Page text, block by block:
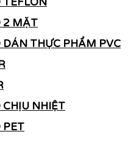
2 MẶT
DÁN THỰC PHẨM PVC
CHỊU NHIỆT
PET